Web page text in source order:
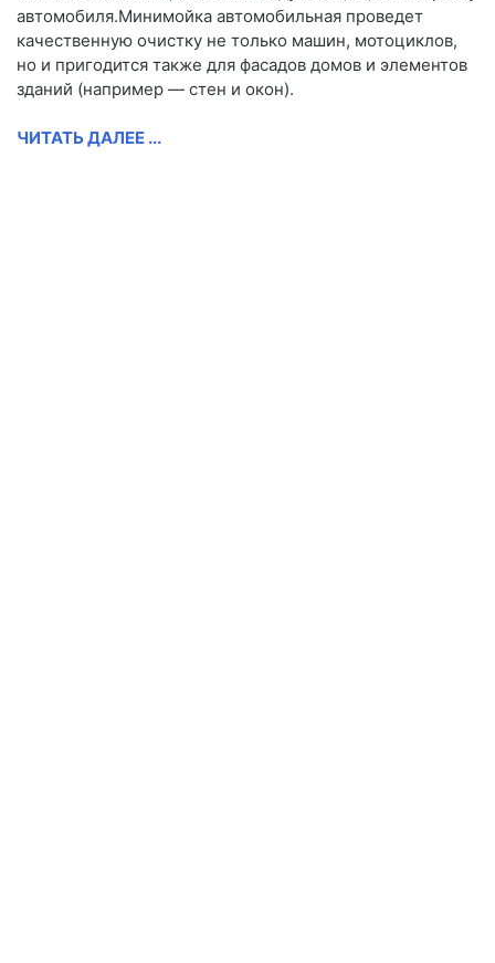
автомобиля.Минимойка автомобильная проведет
качественную очистку не только машин, мотоциклов,
но и пригодится также для фасадов домов и элементов
зданий (например — стен и окон).
ЧИТАТЬ ДАЛЕЕ ...